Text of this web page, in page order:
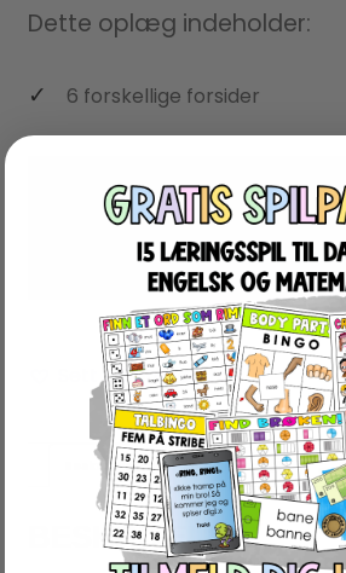
Dette oplæg indeholder:
6 forskellige forsider
Log venligst indeller
en gratis konto her for at
eller shoppe!
Sett på ønskelista
Beskrivelse Anmeldelser (0)
BESKRIVELSE